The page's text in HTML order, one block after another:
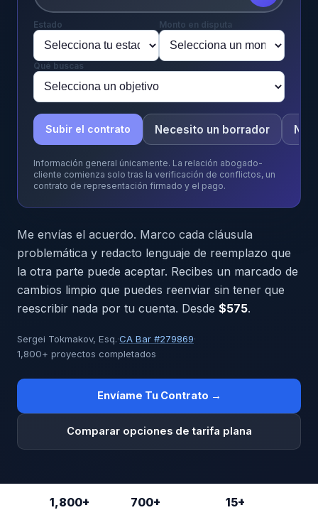
Estado Monto en disputa
Qué buscas
Subir el contrato Necesito un borrador
Información general únicamente. La relación abogado-
cliente comienza solo tras la verificación de conflictos, un
contrato de representación firmado y el pago.
Me envías el acuerdo. Marco cada cláusula
problemática y redacto lenguaje de reemplazo que
la otra parte puede aceptar. Recibes un marcado de
cambios limpio que puedes reenviar sin tener que
reescribir nada por tu cuenta. Desde $575.
Sergei Tokmakov, Esq.·CA Bar #279869·
1,800+ proyectos completados
Envíame Tu Contrato →
Comparar opciones de tarifa plana
1,800+ 700+ 15+